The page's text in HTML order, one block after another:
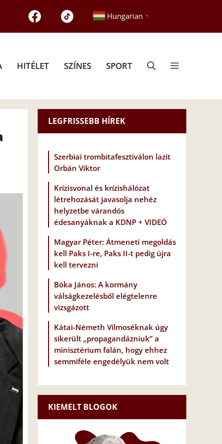
Hungarian ▼
HITÉLET SZÍNES SPORT
LEGFRISSEBB HÍREK
Szerbiai trombitafesztiválon lazít
Orbán Viktor
Krízisvonal és krízishálózat
létrehozását javasolja nehéz
helyzetbe várandós
édesanyáknak a KDNP + VIDEÓ
Magyar Péter: Átmeneti megoldás
kell Paks I-re, Paks II-t pedig újra
kell tervezni
Bóka János: A kormány
válságkezelésből elégtelenre
vizsgázott
Kátai-Németh Vilmoséknak úgy
sikerült „propagandázniuk” a
minisztérium falán, hogy ehhez
semmiféle engedélyük nem volt
KIEMELT BLOGOK